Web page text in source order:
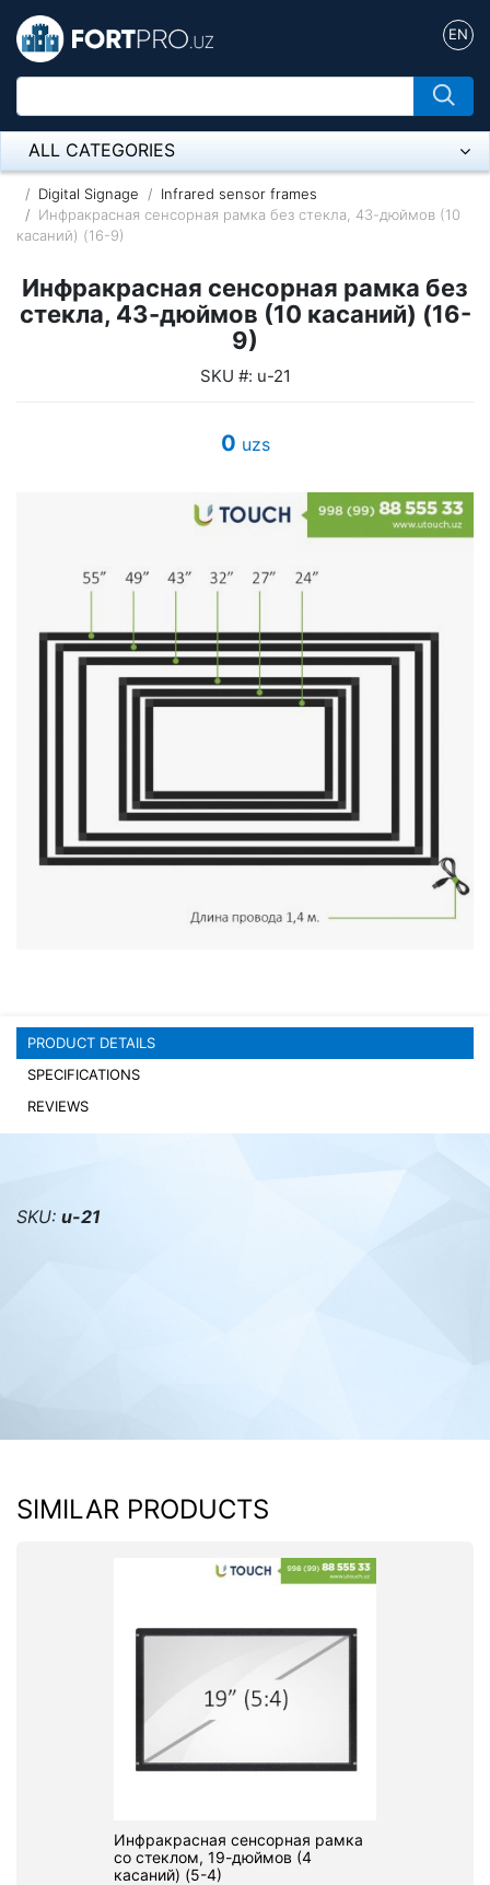
EN
ALL CATEGORIES
Микрофон
Напольные розетки
Оборудование Mikrotik
Пылесос
Headphones
Mouses and keybords
Server equipment
Video conferencing
Digital Signage
Infrared sensor frames
Инфракрасная сенсорная рамка без стекла, 43-дюймов (10
касаний) (16-9)
Инфракрасная сенсорная рамка без
стекла, 43-дюймов (10 касаний) (16-
9)
SKU #: u-21
0 uzs
PRODUCT DETAILS
SPECIFICATIONS
REVIEWS
SKU: u-21
SIMILAR PRODUCTS
Инфракрасная сенсорная рамка
со стеклом, 19-дюймов (4
касаний) (5-4)